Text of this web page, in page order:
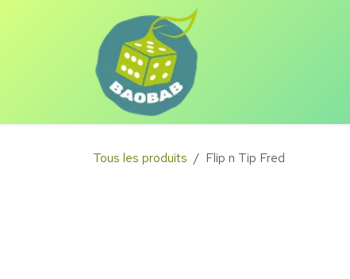
Tous les produits Flip n Tip Fred